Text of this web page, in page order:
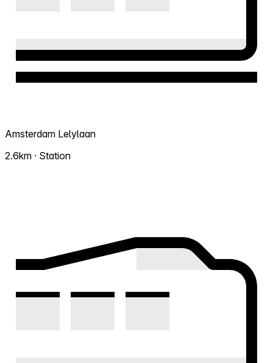
Amsterdam Lelylaan
2.6km · Station